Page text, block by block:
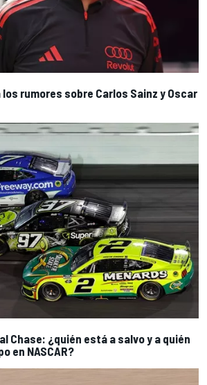
rumores sobre Carlos Sainz y Oscar
Chase: ¿quién está a salvo y a quién
en NASCAR?